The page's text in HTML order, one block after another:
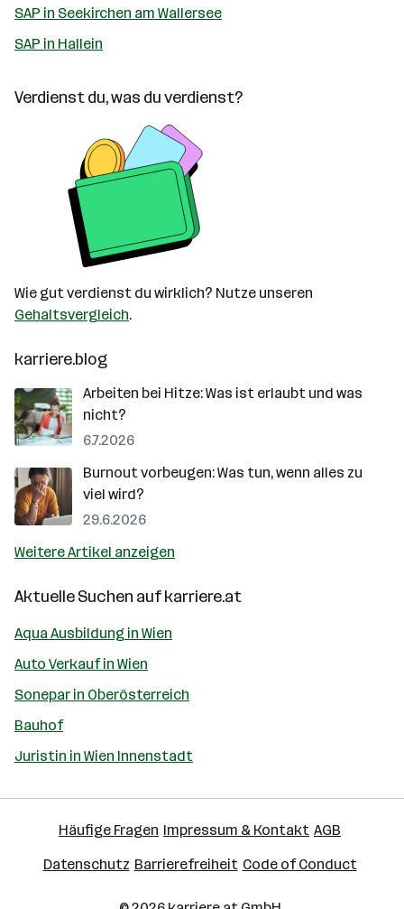
SAP in Seekirchen am Wallersee
SAP in Hallein
Verdienst du, was du verdienst?
Wie gut verdienst du wirklich? Nutze unseren
Gehaltsvergleich.
karriere.blog
Arbeiten bei Hitze: Was ist erlaubt und was
nicht?
6.7.2026
Burnout vorbeugen: Was tun, wenn alles zu
viel wird?
29.6.2026
Weitere Artikel anzeigen
Aktuelle Suchen aufkarriere.at
Aqua Ausbildung in Wien
Auto Verkauf in Wien
Sonepar in Oberösterreich
Bauhof
Juristin in Wien Innenstadt
Häufige Fragen Impressum & Kontakt AGB
Datenschutz Barrierefreiheit Code of Conduct